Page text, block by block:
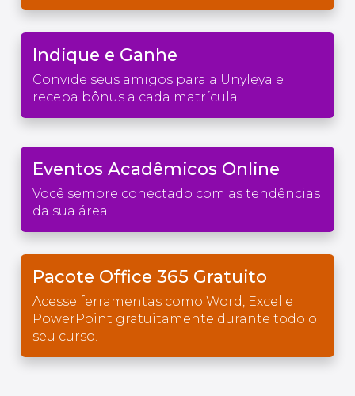
Indique e Ganhe
Convide seus amigos para a Unyleya e
receba bônus a cada matrícula.
Eventos Acadêmicos Online
Você sempre conectado com as tendências
da sua área.
Pacote Office 365 Gratuito
Acesse ferramentas como Word, Excel e
PowerPoint gratuitamente durante todo o
seu curso.